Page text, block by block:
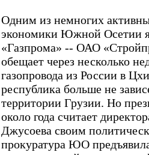
Одним из немногих
экономики Южной Осетии
«Газпрома» -- ОАО
обещает через несколько
газопровода из России в
республика больше не
территории Грузии. Но
около года считает
Джусоева своим
прокуратура ЮО